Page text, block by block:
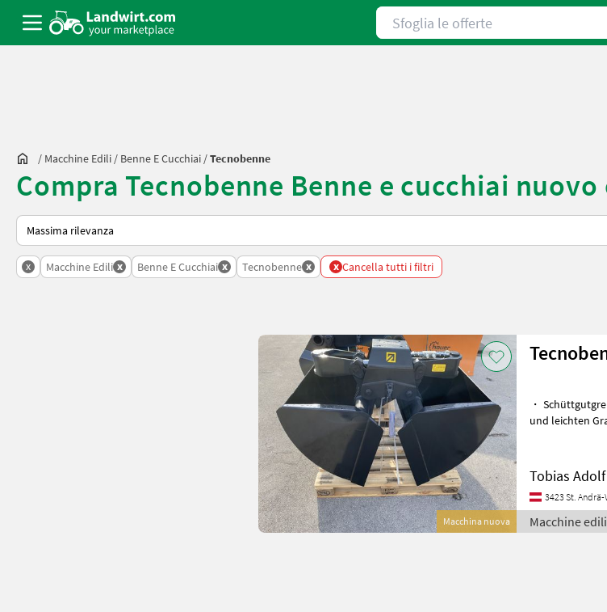
Sfoglia le offerte
/ Macchine Edili / Benne E Cucchiai /Tecnobenne
Compra Tecnobenne Benne e cucchiai nuovo
Ecco come viene ordinato su Landwirt.com
x Macchine Edili x Benne E Cucchiai x Tecnobenne x x Cancella tutti i filtri
Macchina nuova
・
und leichten Graben. ・ Ladevolumen: 500 l ・
Tobias
3423 St.
Macchine